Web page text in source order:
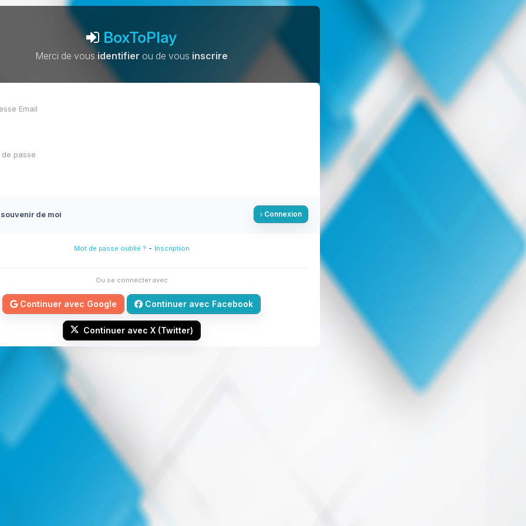
BoxToPlay
Merci de vousidentifier ou de vous inscrire
de moi Connexion
Mot de passe oublié ? - Inscription
Ou se connecter avec
Continuer avec Google Continuer avec Facebook
Continuer avec X (Twitter)